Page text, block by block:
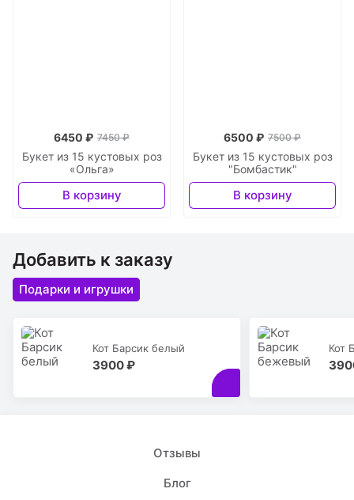
Букет из 15 кустовых роз
«Ольга»
6450 ₽ 7450 ₽
В корзину
Букет из 15 кустовых роз
"Бомбастик"
6500 ₽ 7500 ₽
В корзину
Добавить к заказу
Подарки и игрушки
Кот Барсик белый
3900 ₽
Кот
Отзывы
Блог